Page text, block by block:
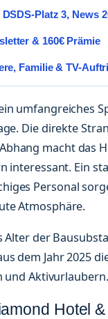
Platz 3, News
& 160€ Prämie
Familie & TV-
umfangreiches
Die direkte
macht das
interessant. Ein
Personal
Atmosphäre.
Alter der
dem Jahr 2025
und Aktivurlaubern.
Hotel